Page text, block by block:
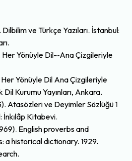
ve Türkçe Yazıları. İstanbul:
Yönüyle Dil-‐Ana Çizgileriyle
Yönüyle Dil Ana Çizgileriyle
Dil Kurumu Yayınları, Ankara.
Atasözleri ve Deyimler Sözlüğü 1
İnkılâp Kitabevi.
English proverbs and
a historical dictionary. 1929.